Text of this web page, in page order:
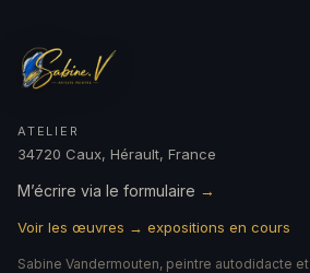
ATELIER
34720 Caux, Hérault, France
M’écrire via le formulaire →
Voir les œuvres → expositions en cours
Sabine Vandermouten, peintre autodidacte et